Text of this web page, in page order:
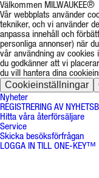
Välkommen MILWAUKEE®
Vår webbplats använder
tekniker, och vi använder
anpassa innehåll och
personliga annonser) när
vår användning av cookies
du godkänner att vi
du vill hantera dina
Cookieinställningar
Nyheter
REGISTRERING AV
Hitta våra återförsäljare
Service
Skicka besöksförfrågan
LOGGA IN TILL ONE-KEY™